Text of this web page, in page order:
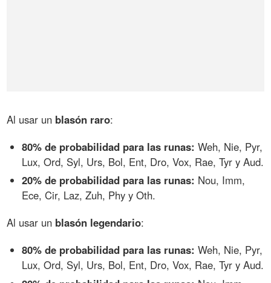
Al usar un blasón raro:
80% de probabilidad para las runas: Weh, Nie, Pyr,
Lux, Ord, Syl, Urs, Bol, Ent, Dro, Vox, Rae, Tyr y Aud.
20% de probabilidad para las runas: Nou, Imm,
Ece, Cir, Laz, Zuh, Phy y Oth.
Al usar un blasón legendario:
80% de probabilidad para las runas: Weh, Nie, Pyr,
Lux, Ord, Syl, Urs, Bol, Ent, Dro, Vox, Rae, Tyr y Aud.